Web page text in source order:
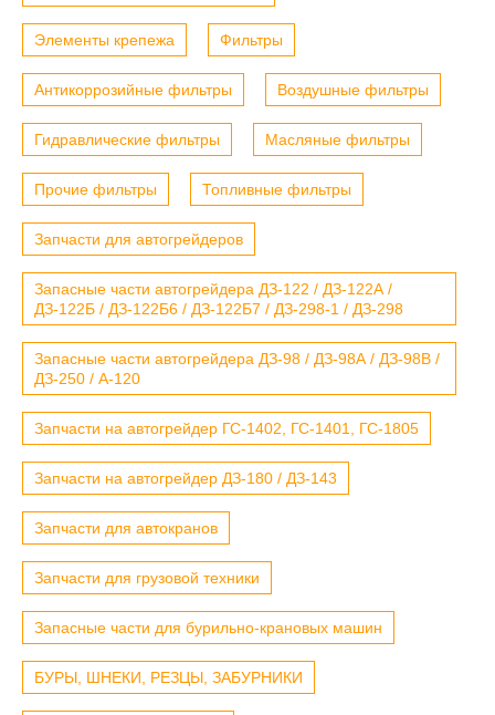
Элементы крепежа Фильтры
Антикоррозийные фильтры Воздушные фильтры
Гидравлические фильтры Масляные фильтры
Прочие фильтры Топливные фильтры
Запчасти для автогрейдеров
Запасные части автогрейдера ДЗ-122 / ДЗ-122А /
ДЗ-122Б / ДЗ-122Б6 / ДЗ-122Б7 / ДЗ-298-1 / ДЗ-298
Запасные части автогрейдера ДЗ-98 / ДЗ-98А / ДЗ-98В /
ДЗ-250 / А-120
Запчасти на автогрейдер ГС-1402, ГС-1401, ГС-1805
Запчасти на автогрейдер ДЗ-180 / ДЗ-143
Запчасти для автокранов
Запчасти для грузовой техники
Запасные части для бурильно-крановых машин
БУРЫ, ШНЕКИ, РЕЗЦЫ, ЗАБУРНИКИ